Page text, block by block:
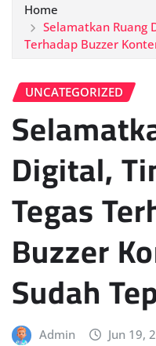
Home
Selamatkan Ruang
Terhadap Buzzer
UNCATEGORIZED
Digital,
Tegas
Buzzer
Sudah
Admin Jun 19,